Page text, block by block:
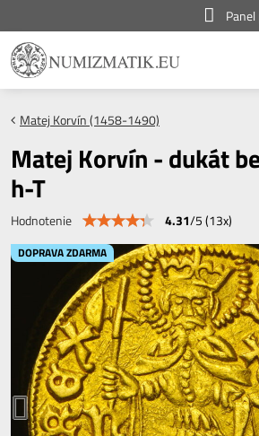
DOPRAVA ZDARMA
Matej Korvín (1458-1490)
Matej Korvín - dukát
h-T
Hodnotenie 4.31/5(13x)